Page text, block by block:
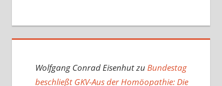
Wolfgang Conrad EisenhutzuBundestag
beschließt GKV-Aus der Homöopathie: Die